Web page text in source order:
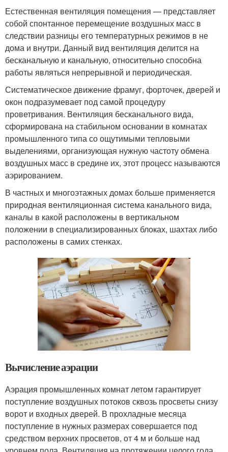
Естественная вентиляция помещения — представляет
собой спонтанное перемещение воздушных масс в
следствии разницы его температурных режимов в не
дома и внутри. Данный вид вентиляция делится на
бесканальную и канальную, относительно способна
работы являться непрерывной и периодическая.
Систематическое движение фрамуг, форточек, дверей и
окон подразумевает под самой процедуру
проветривания. Вентиляция бесканального вида,
сформирована на стабильном основании в комнатах
промышленного типа со ощутимыми тепловыми
выделениями, организующая нужную частоту обмена
воздушных масс в средине их, этот процесс называются
аэрированием.
В частных и многоэтажных домах больше применяется
природная вентиляционная система канального вида,
каналы в какой расположены в вертикальном
положении в специализированных блоках, шахтах либо
расположены в самих стенках.
Вычисление аэрации
Аэрация промышленных комнат летом гарантирует
поступление воздушных потоков сквозь просветы снизу
ворот и входных дверей. В прохладные месяца
поступление в нужных размерах совершается под
средством верхних просветов, от 4 м и больше над